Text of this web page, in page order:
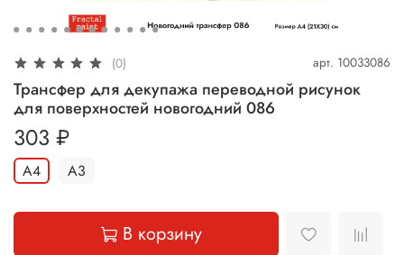
(0) арт. 10033086
Трансфер для декупажа переводной рисунок
для поверхностей новогодний 086
303 ₽
А4 А3
В корзину